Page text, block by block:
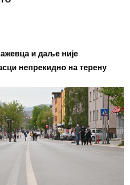
и даље није
непрекидно на терену